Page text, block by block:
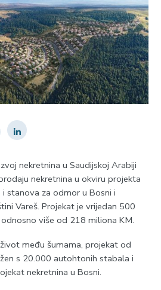
nekretnina u Saudijskoj Arabiji
nekretnina u okviru projekta
i stanova za odmor u Bosni i
Vareš. Projekat je vrijedan 500
više od 218 miliona KM.
među šumama, projekat od
s 20.000 autohtonih stabala i
nekretnina u Bosni.